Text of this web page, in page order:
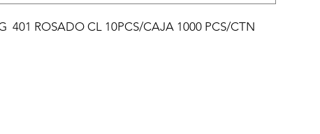
401 ROSADO CL 10PCS/CAJA 1000 PCS/CTN